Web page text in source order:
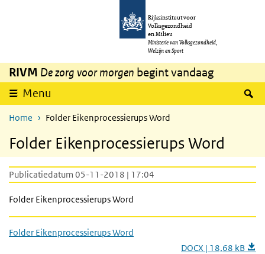
Overslaan en naar de inhoud gaan
Rijksinstituut voor
Volksgezondheid
en Milieu
Ministerie van Volksgezondheid,
Welzijn en Sport
RIVM De zorg voor morgen begint vandaag
Menu
Home Folder Eikenprocessierups Word
Folder Eikenprocessierups Word
Publicatiedatum 05-11-2018 | 17:04
Folder Eikenprocessierups Word
Folder Eikenprocessierups Word
DOCX | 18,68 kB